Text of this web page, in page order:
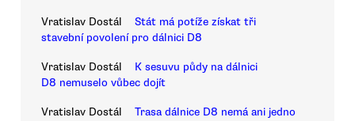
Vratislav Dostál
Stát má potíže získat tři
stavební povolení pro dálnici D8
Vratislav Dostál
K sesuvu půdy na dálnici
D8 nemuselo vůbec dojít
Vratislav Dostál
Trasa dálnice D8 nemá ani jedno